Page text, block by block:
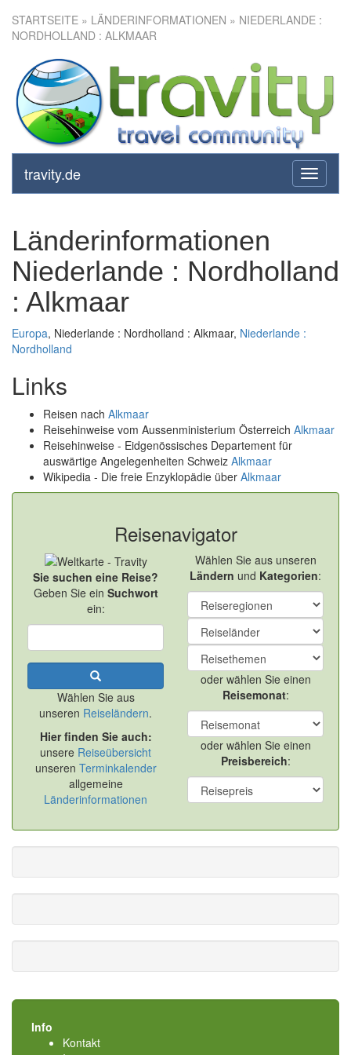
STARTSEITE » LÄNDERINFORMATIONEN » NIEDERLANDE :
NORDHOLLAND : ALKMAAR
toggle
travity.de
Länderinformationen
Niederlande : Nordholland
: Alkmaar
Europa, Niederlande : Nordholland : Alkmaar, Niederlande :
Nordholland
Links
Reisen nach Alkmaar
Reisehinweise vom Aussenministerium Österreich Alkmaar
Reisehinweise - Eidgenössisches Departement für
auswärtige Angelegenheiten Schweiz Alkmaar
Wikipedia - Die freie Enzyklopädie über Alkmaar
Reisenavigator
Sie suchen eine Reise?
Geben Sie ein Suchwort
ein:
Wählen Sie aus
unseren Reiseländern.
Hier finden Sie auch:
unsere Reiseübersicht
unseren Terminkalender
allgemeine
Länderinformationen
Wählen Sie aus unseren
Ländern und Kategorien:
oder wählen Sie einen
Reisemonat:
oder wählen Sie einen
Preisbereich:
Info
Kontakt